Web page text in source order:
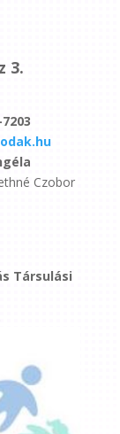
3.
Czobor
Társulási